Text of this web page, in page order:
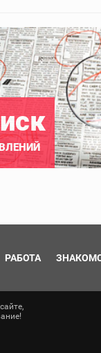
РАБОТА